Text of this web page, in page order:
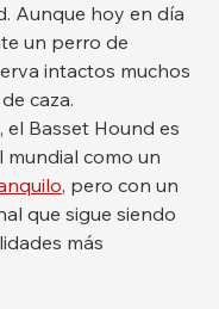
Aunque hoy en día
un perro de
intactos muchos
caza.
el Basset Hound es
mundial como un
, pero con un
que sigue siendo
más